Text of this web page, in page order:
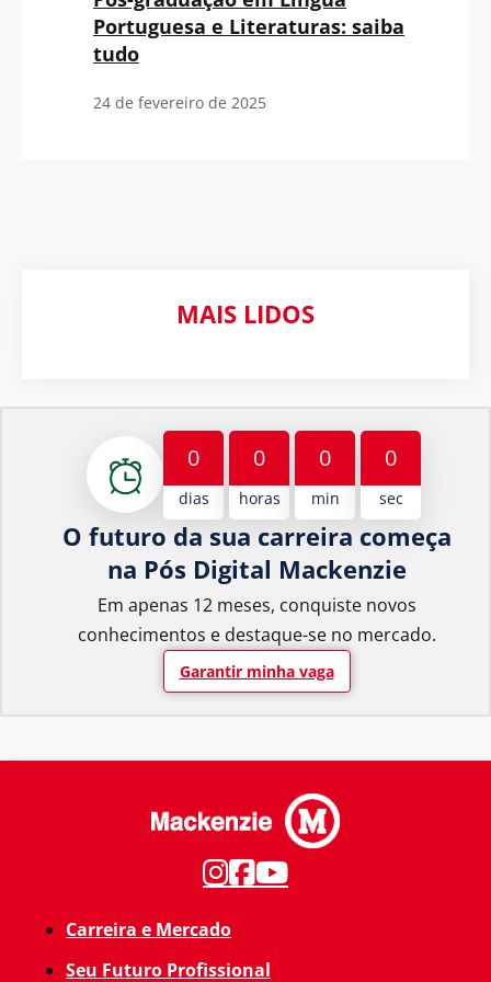
Portuguesa e Literaturas: saiba
tudo
24 de fevereiro de 2025
MAIS LIDOS
0
dias
0
horas
0
min
0
sec
O futuro da sua carreira começa
na Pós Digital Mackenzie
Em apenas 12 meses, conquiste novos
conhecimentos e destaque-se no mercado.
Garantir minha vaga
Carreira e Mercado
Seu Futuro Profissional